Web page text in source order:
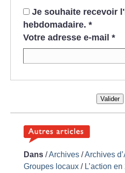
Je souhaite recevoir
hebdomadaire. *
Votre adresse e-mail *
Valider
Dans /Archives /Archives
Groupes locaux / L’action